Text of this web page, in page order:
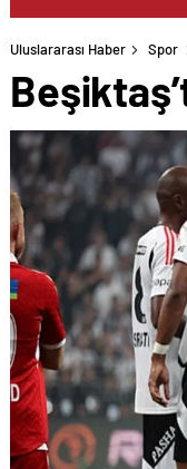
Uluslararası Haber Spor